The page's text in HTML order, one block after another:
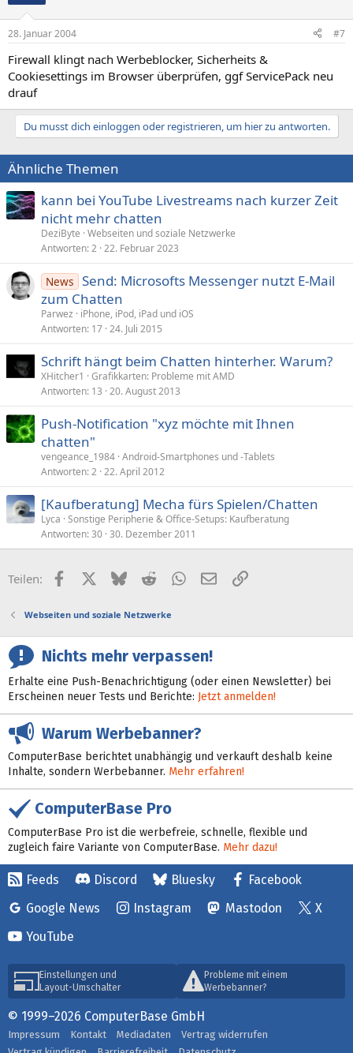
28. Januar 2004 #7
Firewall klingt nach Werbeblocker, Sicherheits &
Cookiesettings im Browser überprüfen, ggf ServicePack neu
drauf
Du musst dich einloggen oder registrieren, um hier zu antworten.
Ähnliche Themen
kann bei YouTube Livestreams nach kurzer Zeit
nicht mehr chatten
DeziByte Webseiten und soziale Netzwerke
Antworten 2 22. Februar 2023
News Send: Microsofts Messenger nutzt E‑Mail
zum Chatten
Parwez
iPhone, iPod, iPad und iOS
Antworten 17 24. Juli 2015
Schrift hängt beim Chatten hinterher. Warum?
XHitcher1
Grafikkarten: Probleme mit AMD
Antworten 13 20. August 2013
Push-Notification "xyz möchte mit Ihnen
chatten"
vengeance_1984 Android-Smartphones und -Tablets
Antworten 2 22. April 2012
[Kaufberatung] Mecha fürs Spielen/Chatten
Lyca Sonstige Peripherie & Office-Setups: Kaufberatung
Antworten 30 30. Dezember 2011
Teilen: FacebookX (Twitter)
BlueskyRedditWhatsApp
E-MailLink
Webseiten und soziale Netzwerke
Nichts mehr verpassen!
Erhalte eine Push-Benachrichtigung (oder einen Newsletter) bei
Erscheinen neuer Tests und Berichte: Jetzt anmelden!
Warum Werbebanner?
ComputerBase berichtet unabhängig und verkauft deshalb keine
Inhalte, sondern Werbebanner. Mehr erfahren!
ComputerBase Pro
ComputerBase Pro ist die werbefreie, schnelle, flexible und
zugleich faire Variante von ComputerBase. Mehr dazu!
Feeds Discord Bluesky
Facebook
Google News
Instagram Mastodon
X
YouTube
Einstellungen und
Layout-Umschalter
Probleme mit einem
Werbebanner?
© 1999–2026 ComputerBase GmbH
Impressum Kontakt Mediadaten
Vertrag widerrufen